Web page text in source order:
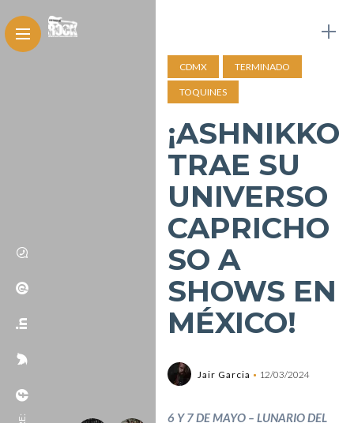
CDMX TERMINADO
TOQUINES
¡ASHNIKKO
TRAE SU
UNIVERSO
CAPRICHO
SO A
SHOWS EN
MÉXICO!
Jair Garcia 12/03/2024
6 Y 7 DE MAYO – LUNARIO DEL